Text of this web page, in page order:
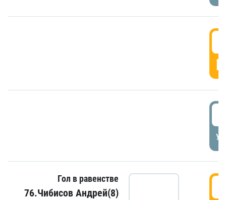
Гол в равенстве
76.Чибисов Андрей(8)